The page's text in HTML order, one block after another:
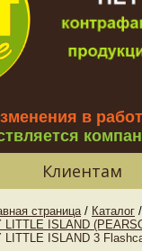
в
Клиентам
страница / Каталог /
LITTLE ISLAND
LITTLE ISLAND 3